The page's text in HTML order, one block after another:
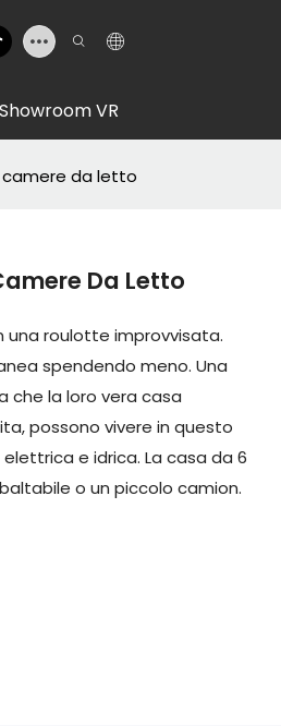
Showroom VR
camere da letto
Da Letto
una roulotte improvvisata.
spendendo meno. Una
che la loro vera casa
possono vivere in questo
e idrica. La casa da 6
o un piccolo camion.